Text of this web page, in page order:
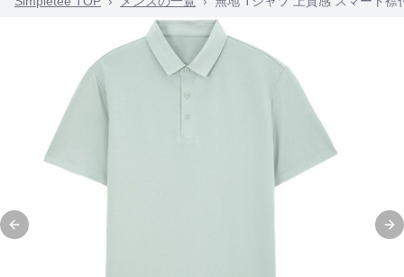
Previous slide